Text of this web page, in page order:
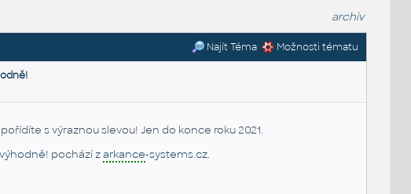
archiv
Najít Téma Možnosti tématu
s výraznou slevou! Jen do konce roku 2021.
pochází zarkance-systems.cz.